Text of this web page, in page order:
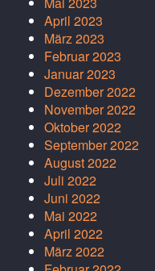
April 2023
März 2023
Februar 2023
Januar 2023
Dezember 2022
November 2022
Oktober 2022
September 2022
August 2022
Juli 2022
Juni 2022
Mai 2022
April 2022
März 2022